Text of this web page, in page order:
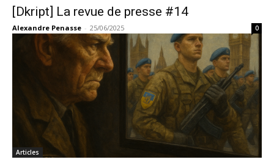
[Dkript] La revue de presse #14
Alexandre Penasse - 25/06/2025 0
Articles